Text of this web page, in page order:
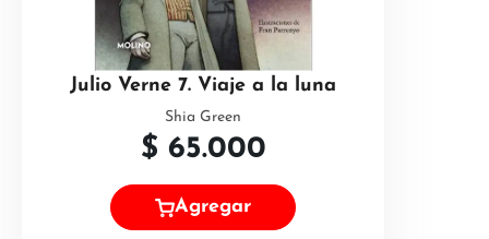
Julio Verne 7. Viaje a la luna
Shia Green
$ 65.000
Agregar